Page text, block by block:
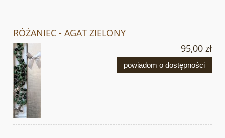
RÓŻANIEC - AGAT ZIELONY
95,00 zł
powiadom o dostępności